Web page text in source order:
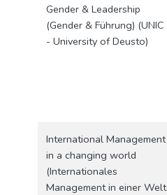
Gender & Leadership
(Gender & Führung) (UNIC
- University of Deusto)
International Management
in a changing world
(Internationales
Management in einer Welt